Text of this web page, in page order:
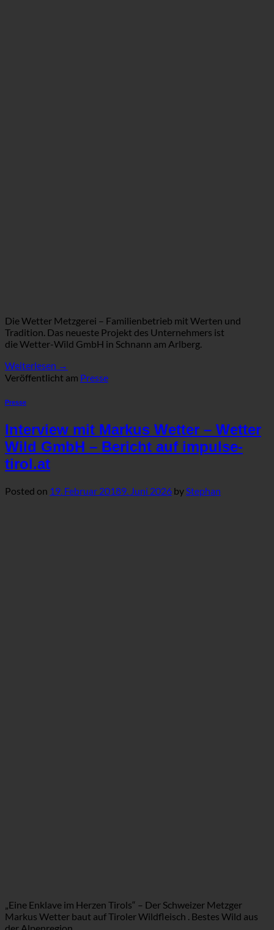
Die Wetter Metzgerei – Familienbetrieb mit Werten und
Tradition. Das neueste Projekt des Unternehmers ist
die Wetter-Wild GmbH in Schnann am Arlberg.
Weiterlesen →
Veröffentlicht am Presse
Presse
Interview mit Markus Wetter – Wetter
Wild GmbH – Bericht auf impulse-
tirol.at
Posted on 19. Februar 20189. Juni 2026 byStephan
„Eine Enklave im Herzen Tirols“ – Der Schweizer Metzger
Markus Wetter baut auf Tiroler Wildfleisch . Bestes Wild aus